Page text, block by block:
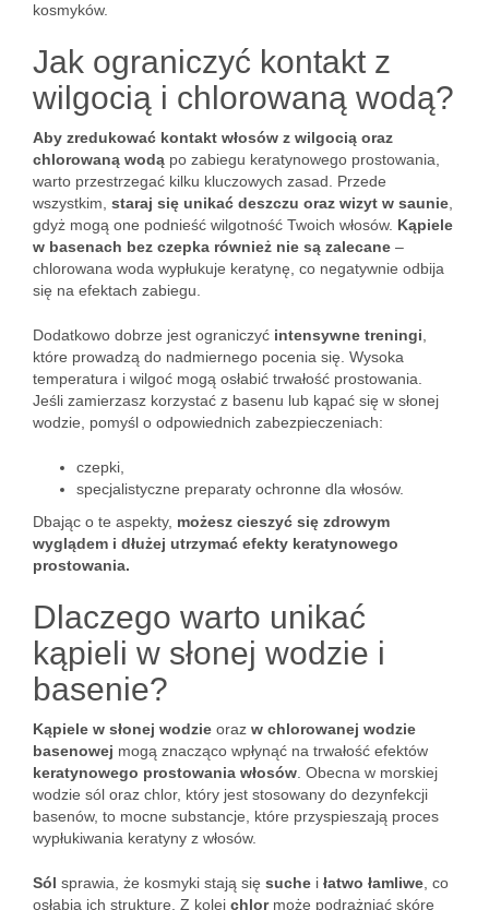
kosmyków.
Jak ograniczyć kontakt z
wilgocią i chlorowaną wodą?
Aby zredukować kontakt włosów z wilgocią oraz
chlorowaną wodą po zabiegu keratynowego prostowania,
warto przestrzegać kilku kluczowych zasad. Przede
wszystkim, staraj się unikać deszczu oraz wizyt w saunie
gdyż mogą one podnieść wilgotność Twoich włosów. Kąpiele
w basenach bez czepka również nie są zalecane –
chlorowana woda wypłukuje keratynę, co negatywnie odbija
się na efektach zabiegu.
Dodatkowo dobrze jest ograniczyć intensywne treningi
które prowadzą do nadmiernego pocenia się. Wysoka
temperatura i wilgoć mogą osłabić trwałość prostowania.
Jeśli zamierzasz korzystać z basenu lub kąpać się w słonej
wodzie, pomyśl o odpowiednich zabezpieczeniach:
czepki,
specjalistyczne preparaty ochronne dla włosów.
Dbając o te aspekty, możesz cieszyć się zdrowym
wyglądem i dłużej utrzymać efekty keratynowego
prostowania.
Dlaczego warto unikać
kąpieli w słonej wodzie i
basenie?
Kąpiele w słonej wodzie oraz w chlorowanej wodzie
basenowej mogą znacząco wpłynąć na trwałość efektów
keratynowego prostowania włosów . Obecna w morskiej
wodzie sól oraz chlor, który jest stosowany do dezynfekcji
basenów, to mocne substancje, które przyspieszają proces
wypłukiwania keratyny z włosów.
Sól sprawia, że kosmyki stają się suche i łatwo łamliwe , co
osłabia ich strukturę. Z kolei chlormoże podrażniać skórę